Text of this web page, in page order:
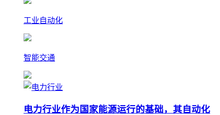
工业自动化
智能交通
电力行业作为国家能源运行的基础，其自动化